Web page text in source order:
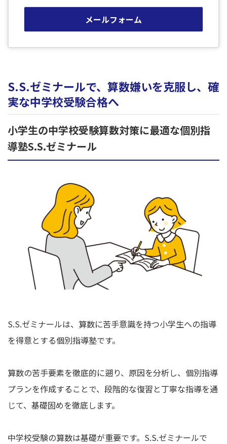
メールフォーム
S.S.ゼミナールで、算数嫌いを克服し、確
実な中学校受験合格へ
小学生の中学校受験算数対策に最適な個別指
導塾S.S.ゼミナール
S.S.ゼミナールは、算数に苦手意識を持つ小学生への指導
を得意とする個別指導塾です。
算数の苦手要素を徹底的に遡り、原因を分析し、個別指導
プランを作成することで、段階的な復習と丁寧な指導を通
じて、基礎固めを徹底します。
中学校受験の算数は基礎が重要です。S.S.ゼミナールで